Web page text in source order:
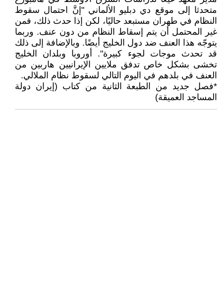
متحدثا إلى موقع دي دبليو الألماني "إنَّ احتمال سقوط
النظام في طهران مستبعد حاليًا، لكن إذا حدث ذلك، فمن
غير المحتمل أن يتم إسقاط النظام من دون عنف. وربما
يتوجّه هذا العنف ضد دول الخليج أيضًا. وبالإضافة إلى ذلك
قد تحدث موجات لجوء كبيرة". أوروبا وبلدان الخليج
تخشى بشكل خاص تدفق ملايين الإيرانيين هاربين من
العنف في بلدهم في اليوم التالي لسقوط نظام الملالي.
*فصل جديد من الطبعة الثانية من كتاب (إيران دولة
المساجد العميقة)